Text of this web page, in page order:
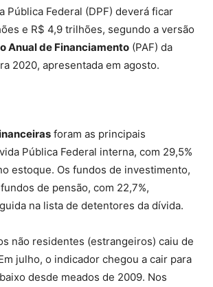
Pública Federal (DPF) deverá ficar
e R$ 4,9 trilhões, segundo a versão
Anual de Financiamento (PAF) da
2020, apresentada em agosto.
foram as principais
Pública Federal interna, com 29,5%
estoque. Os fundos de investimento,
de pensão, com 22,7%,
na lista de detentores da dívida.
não residentes (estrangeiros) caiu de
julho, o indicador chegou a cair para
desde meados de 2009. Nos